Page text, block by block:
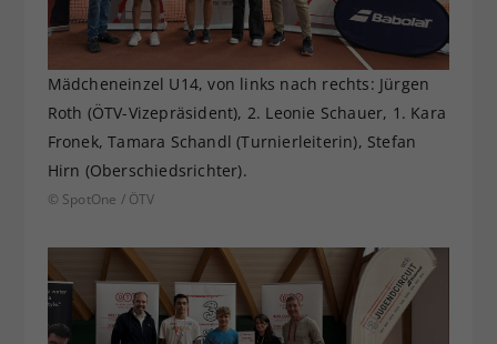
Mädcheneinzel U14, von links nach rechts: Jürgen
Roth (ÖTV-Vizepräsident), 2. Leonie Schauer, 1. Kara
Fronek, Tamara Schandl (Turnierleiterin), Stefan
Hirn (Oberschiedsrichter).
© SpotOne / ÖTV